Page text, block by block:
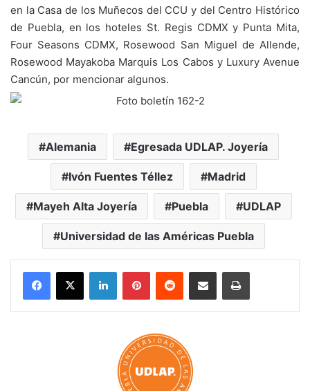
en la Casa de los Muñecos del CCU y del Centro Histórico
de Puebla, en los hoteles St. Regis CDMX y Punta Mita,
Four Seasons CDMX, Rosewood San Miguel de Allende,
Rosewood Mayakoba Marquis Los Cabos y Luxury Avenue
Cancún, por mencionar algunos.
Alemania Egresada UDLAP. Joyería
Ivón Fuentes Téllez Madrid
Mayeh Alta Joyería Puebla UDLAP
Universidad de las Américas Puebla
LinkedInPinterestReddit Share via Email Print